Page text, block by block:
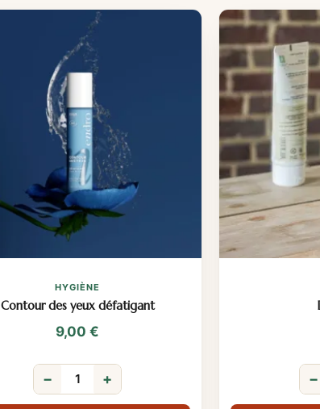
HYGIÈNE
Contour des yeux défatigant
9,00 €
− + −